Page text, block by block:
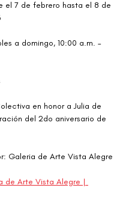
el 7 de febrero hasta el 8 de
a domingo, 10:00 a.m. –
en honor a Julia de
del 2do aniversario de
Galeria de Arte Vista Alegre
de Arte Vista Alegre |